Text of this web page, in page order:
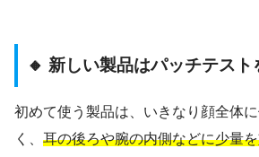
🔸 新しい製品はパッチテスト
初めて使う製品は、いきなり顔全体
く、 耳の後ろや腕の内側などに少量